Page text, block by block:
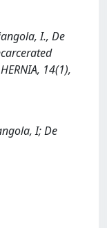
I., De
14(1),
I; De